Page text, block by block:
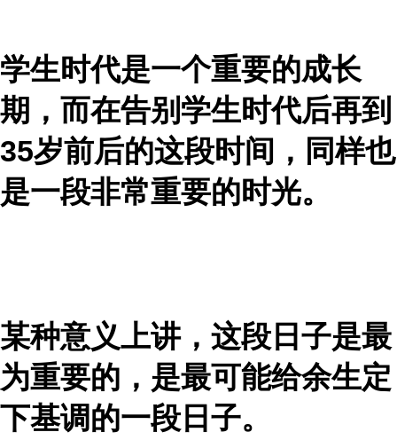
学生时代是一个重要的成长
期，而在告别学生时代后再到
35岁前后的这段时间，同样也
是一段非常重要的时光。
某种意义上讲，这段日子是最
为重要的，是最可能给余生定
下基调的一段日子。